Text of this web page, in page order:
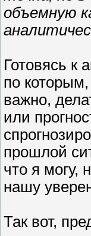
объемную
Готовясь к
по
важно,
или
прошлой
что я могу,
нашу
Так вот,